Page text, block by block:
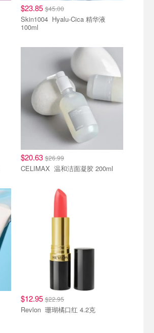
$23.85 $45.00
Skin1004 Hyalu-Cica 精华液
100ml
$20.63 $26.99
CELIMAX 温和洁面凝胶 200ml
$12.95 $22.95
Revlon 珊瑚橘口红 4.2克